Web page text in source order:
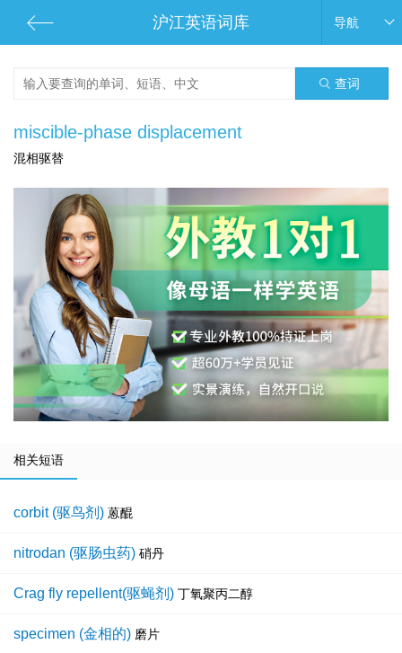
沪江英语词库 导航
查词
miscible-phase displacement
混相驱替
相关短语
corbit (驱鸟剂) 蒽醌
nitrodan (驱肠虫药) 硝丹
Crag fly repellent(驱蝇剂) 丁氧聚丙二醇
specimen (金相的) 磨片